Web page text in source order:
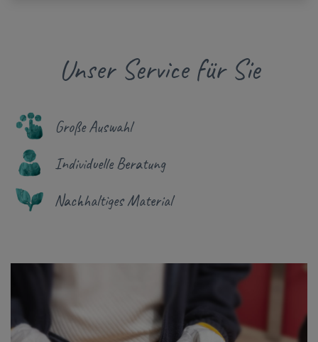
Unser Service für Sie
Große Auswahl
Individuelle Beratung
Nachhaltiges Material